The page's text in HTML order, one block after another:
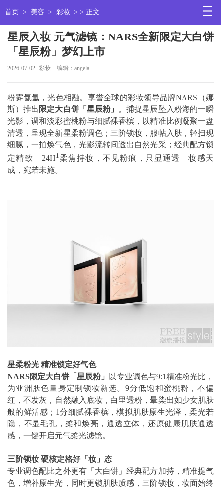
首页 > 美容 > 彩妆 > > 正文
星辰入妆 元气滤镜：NARS全新限定大白饼
「星辰粉」梦幻上市
2026-07-02 彩妆 编辑：angela
粉雾氤氲，光色相融。享誉全球的彩妆领导品牌NARS（娜
斯）推出 限定大白饼「星辰粉」
。捕捉星辰坠入粉海的一瞬
光影，调和淡彩蜜桃粉与细腻裸香槟，以精准比例凝聚一盘
清透，呈现全新星柔粉调色；三阶锁妆，服帖入肤，轻扫现
细腻，一拍焕气色，光影流转间透出自然光采；经典配方锁
定精致，24H1柔焦持妆，不见粉痕，只显通透，妆感天
成，宛若未施。
星柔粉光 精准锁定好气色
NARS限定大白饼「星辰粉」 以专业调色与9:1精准粉光比，
为亚洲肤色量身定制锁妆新选。9分低饱和蜜桃粉，不偏
红，不发灰，自然融入底妆，白里透粉，晕染出如少女肌肤
般的鲜活感；1分细腻裸香槟，模拟肌肤原生光泽，柔光若
隐，不显毛孔，柔和焕亮，通透立体，还原健康肌肤通透
感，一键开启元气柔光滤镜。
三阶锁妆 硬核定格好「妆」态
专业调色配比之外更有「大白饼」经典配方加持，精准提气
色，增补原生光，同时更锁肌肤质感，三阶锁妆，妆面始终